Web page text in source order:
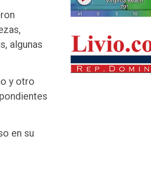
algunas
y otro
en su